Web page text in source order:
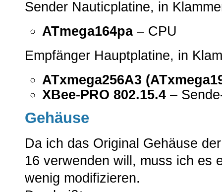
Sender Nauticplatine, in
ATmega164pa– CPU
Empfänger Hauptplatine, in
ATxmega256A3
XBee-PRO 802.15.4 –
Gehäuse
Da ich das Original Gehäuse
16 verwenden will, muss ich es
wenig modifizieren.